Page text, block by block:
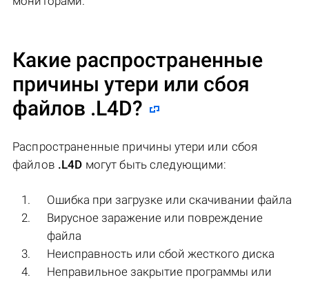
Какие распространенные
причины утери или сбоя
файлов .L4D?
Распространенные причины утери или сбоя
файлов .L4D могут быть следующими:
Ошибка при загрузке или скачивании файла
Вирусное заражение или повреждение
файла
Неисправность или сбой жесткого диска
Неправильное закрытие программы или